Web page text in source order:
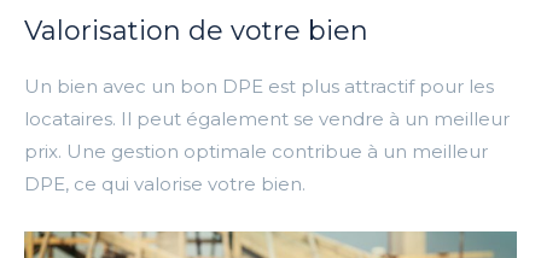
Valorisation de votre bien
Un bien avec un bon DPE est plus attractif pour les
locataires. Il peut également se vendre à un meilleur
prix. Une gestion optimale contribue à un meilleur
DPE, ce qui valorise votre bien.